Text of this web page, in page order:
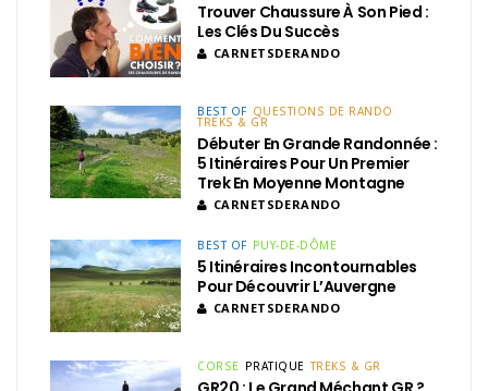
Trouver Chaussure À Son Pied :
Les Clés Du Succès
CARNETSDERANDO
BEST OF QUESTIONS DE RANDO
TREKS & GR
Débuter En Grande Randonnée :
5 Itinéraires Pour Un Premier
Trek En Moyenne Montagne
CARNETSDERANDO
BEST OF PUY-DE-DÔME
5 Itinéraires Incontournables
Pour Découvrir L’Auvergne
CARNETSDERANDO
CORSE PRATIQUE TREKS & GR